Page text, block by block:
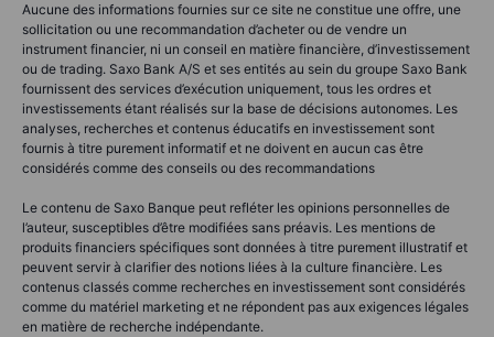
Aucune des informations fournies sur ce site ne constitue une offre, une
sollicitation ou une recommandation d’acheter ou de vendre un
instrument financier, ni un conseil en matière financière, d’investissement
ou de trading. Saxo Bank A/S et ses entités au sein du groupe Saxo Bank
fournissent des services d’exécution uniquement, tous les ordres et
investissements étant réalisés sur la base de décisions autonomes. Les
analyses, recherches et contenus éducatifs en investissement sont
fournis à titre purement informatif et ne doivent en aucun cas être
considérés comme des conseils ou des recommandations
Le contenu de Saxo Banque peut refléter les opinions personnelles de
l’auteur, susceptibles d’être modifiées sans préavis. Les mentions de
produits financiers spécifiques sont données à titre purement illustratif et
peuvent servir à clarifier des notions liées à la culture financière. Les
contenus classés comme recherches en investissement sont considérés
comme du matériel marketing et ne répondent pas aux exigences légales
en matière de recherche indépendante.